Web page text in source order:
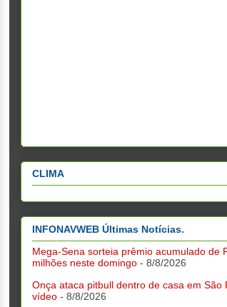
CLIMA
INFONAVWEB Últimas Notícias.
Mega-Sena sorteia prêmio acumulado de
milhões neste domingo - 8/8/2026
Onça ataca pitbull dentro de casa em São
vídeo - 8/8/2026